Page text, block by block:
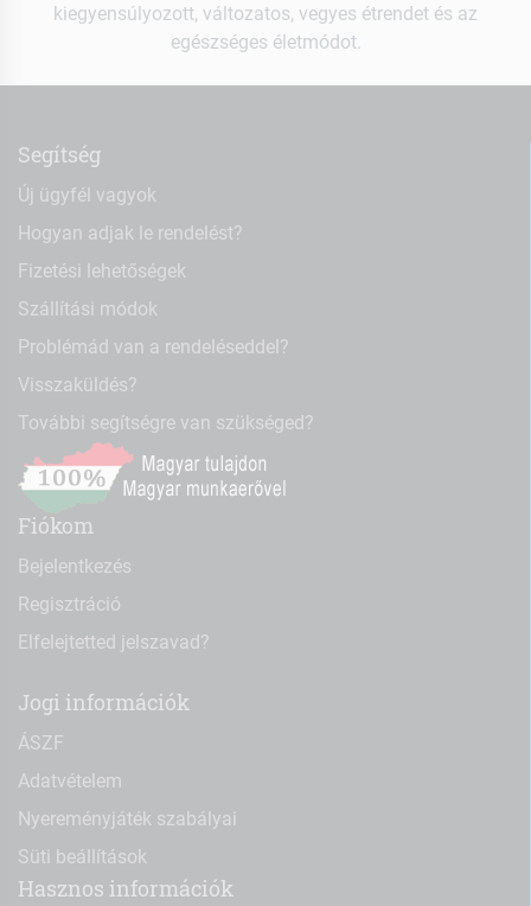
kiegyensúlyozott, változatos, vegyes étrendet és az
egészséges életmódot.
Segítség
Új ügyfél vagyok
Hogyan adjak le rendelést?
Fizetési lehetőségek
Szállítási módok
Problémád van a rendeléseddel?
Visszaküldés?
További segítségre van szükséged?
Fiókom
Bejelentkezés
Regisztráció
Elfelejtetted jelszavad?
Jogi információk
ÁSZF
Adatvételem
Nyereményjáték szabályai
Süti beállítások
Hasznos információk